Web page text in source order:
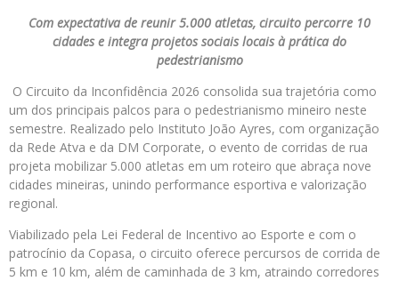
Com expectativa de reunir 5.000 atletas, circuito percorre 10
cidades e integra projetos sociais locais à prática do
pedestrianismo
O Circuito da Inconfidência 2026 consolida sua trajetória como
um dos principais palcos para o pedestrianismo mineiro neste
semestre. Realizado pelo Instituto João Ayres, com organização
da Rede Atva e da DM Corporate, o evento de corridas de rua
projeta mobilizar 5.000 atletas em um roteiro que abraça nove
cidades mineiras, unindo performance esportiva e valorização
regional.
Viabilizado pela Lei Federal de Incentivo ao Esporte e com o
patrocínio da Copasa, o circuito oferece percursos de corrida de
5 km e 10 km, além de caminhada de 3 km, atraindo corredores